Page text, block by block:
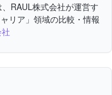
、RAUL株式会社が運営す
リア」領域の比較・情報